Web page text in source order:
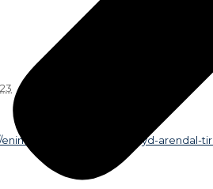
enimed.no/kurs/kurs-i-ultralyd-arendal-